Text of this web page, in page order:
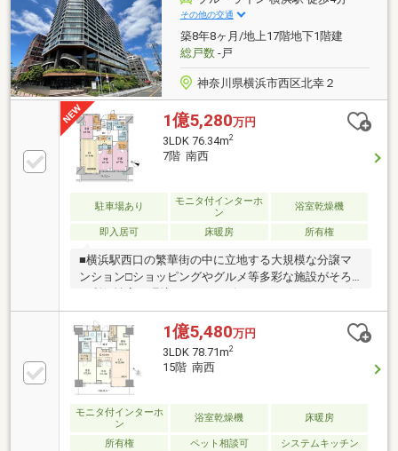
リジナルの住宅購入・住替え等について 分かりやすく
解説したガイドブックをご希望者様に【無料プレゼン
ト】～弊社ホームページ～https://wallmate.co.jp/～
その他の交通
築8年8ヶ月/地上17階地下1階建
総戸数-戸
神奈川県横浜市西区北幸２
1億5,280万円
3LDK 76.34m2
7階 南西
駐車場あり
モニタ付インターホ
ン
浴室乾燥機
即入居可 床暖房 所有権
■横浜駅西口の繁華街の中に立地する大規模な分譲マ
ンション□ショッピングやグルメ等多彩な施設がそろ
ラウンジなど上質な共用施設をご用意□暮らしをサポ
ートするコンシェルジェデスクを設置■セキュリティ
性とプライバシー性を確保する内廊下設計□各階に24
時間利用可能なゴミ置き場を設置■管理センターによ
る、２４時間常駐の安心な防犯体制□室内には床暖
房、乾燥機能とミストサウナが付いた浴室、 ディス
ポーザー、ビルトイン浄水器等の便利な機能を装備
1億5,480万円
3LDK 78.71m2
15階 南西
モニタ付インターホ
ン
浴室乾燥機 床暖房
所有権 ペット相談可 システムキッチン